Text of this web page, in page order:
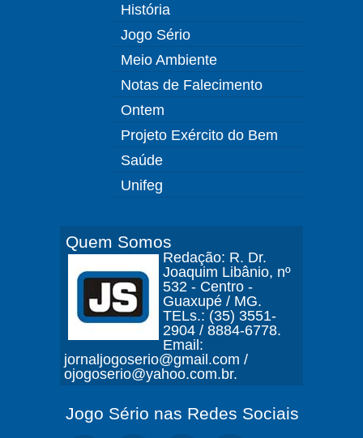
História
Jogo Sério
Meio Ambiente
Notas de Falecimento
Ontem
Projeto Exército do Bem
Saúde
Unifeg
Quem Somos
Redação: R. Dr.
Joaquim Libânio, nº
532 - Centro -
Guaxupé / MG.
TELs.: (35) 3551-
2904 / 8884-6778.
Email:
jornaljogoserio@gmail.com /
ojogoserio@yahoo.com.br.
Jogo Sério nas Redes Sociais